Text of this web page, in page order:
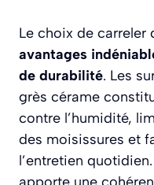
Le choix de carreler
avantages
de durabilité. Les
grès cérame
contre l’humidité,
des moisissures et
l’entretien